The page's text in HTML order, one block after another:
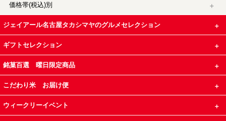
価格帯(税込)別
ジェイアール名古屋タカシマヤのグルメセレクション
ギフトセレクション
銘菓百選 曜日限定商品
こだわり米 お届け便
ウィークリーイベント